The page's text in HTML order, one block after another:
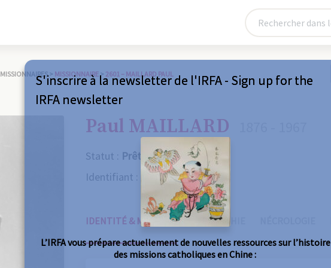
MISSIONNAIRES > MISSIONNAIRE> 2601 – MAILLARD PAUL
Paul MAILLARD
Statut : Prêtre
Identifiant : 2601
IDENTITÉ & MISSIONS BIOGRAPHIE
S'inscrire à la newsletter de l'IRFA - Sign up for the
IRFA newsletter
L’IRFA vous prépare actuellement de nouvelles ressources sur l’histoire
des missions catholiques en Chine :